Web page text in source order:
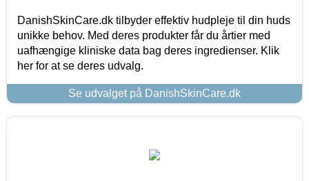
DanishSkinCare.dk tilbyder effektiv hudpleje til din huds
unikke behov. Med deres produkter får du årtier med
uafhængige kliniske data bag deres ingredienser. Klik
her for at se deres udvalg.
Se udvalget på DanishSkinCare.dk